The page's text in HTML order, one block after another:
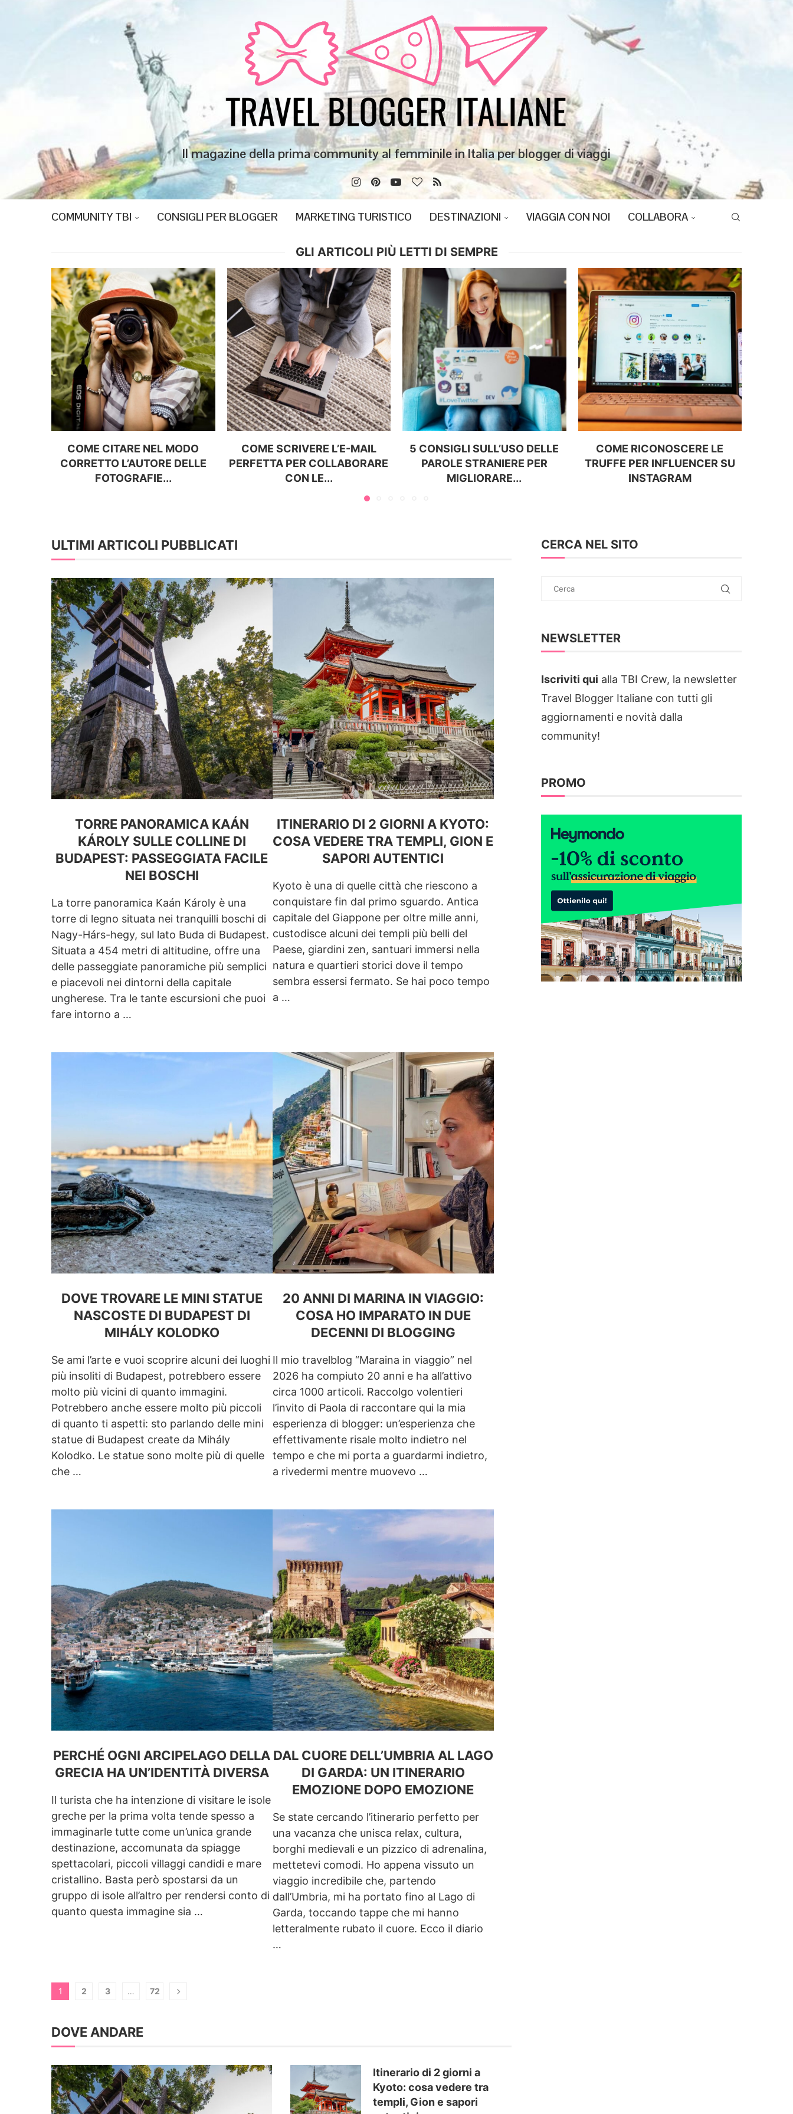
Il magazine della prima community al femminile in Italia per blogger di viaggi
COMMUNITY TBI CONSIGLI PER BLOGGER MARKETING TURISTICO DESTINAZIONI VIAGGIA CON NOI COLLABORA
GLI ARTICOLI PIÙ LETTI DI SEMPRE
COME CITARE NEL MODO
CORRETTO L’AUTORE DELLE
FOTOGRAFIE...
COME SCRIVERE L’E-MAIL
PERFETTA PER COLLABORARE
CON LE...
5 CONSIGLI SULL’USO DELLE
PAROLE STRANIERE PER
MIGLIORARE...
COME RICONOSCERE LE
TRUFFE PER INFLUENCER SU
INSTAGRAM
ULTIMI ARTICOLI PUBBLICATI
TORRE PANORAMICA KAÁN
KÁROLY SULLE COLLINE DI
BUDAPEST: PASSEGGIATA FACILE
NEI BOSCHI
La torre panoramica Kaán Károly è una
torre di legno situata nei tranquilli boschi di
Nagy-Hárs-hegy, sul lato Buda di Budapest.
Situata a 454 metri di altitudine, offre una
delle passeggiate panoramiche più semplici
e piacevoli nei dintorni della capitale
ungherese. Tra le tante escursioni che puoi
fare intorno a …
ITINERARIO DI 2 GIORNI A KYOTO:
COSA VEDERE TRA TEMPLI, GION E
SAPORI AUTENTICI
Kyoto è una di quelle città che riescono a
conquistare fin dal primo sguardo. Antica
capitale del Giappone per oltre mille anni,
custodisce alcuni dei templi più belli del
Paese, giardini zen, santuari immersi nella
natura e quartieri storici dove il tempo
sembra essersi fermato. Se hai poco tempo
a …
DOVE TROVARE LE MINI STATUE
NASCOSTE DI BUDAPEST DI
MIHÁLY KOLODKO
Se ami l’arte e vuoi scoprire alcuni dei luoghi
più insoliti di Budapest, potrebbero essere
molto più vicini di quanto immagini.
Potrebbero anche essere molto più piccoli
di quanto ti aspetti: sto parlando delle mini
statue di Budapest create da Mihály
Kolodko. Le statue sono molte più di quelle
che …
20 ANNI DI MARINA IN VIAGGIO:
COSA HO IMPARATO IN DUE
DECENNI DI BLOGGING
Il mio travelblog “Maraina in viaggio” nel
2026 ha compiuto 20 anni e ha all’attivo
circa 1000 articoli. Raccolgo volentieri
l’invito di Paola di raccontare qui la mia
esperienza di blogger: un’esperienza che
effettivamente risale molto indietro nel
tempo e che mi porta a guardarmi indietro,
a rivedermi mentre muovevo …
PERCHÉ OGNI ARCIPELAGO DELLA
GRECIA HA UN’IDENTITÀ DIVERSA
Il turista che ha intenzione di visitare le isole
greche per la prima volta tende spesso a
immaginarle tutte come un’unica grande
destinazione, accomunata da spiagge
spettacolari, piccoli villaggi candidi e mare
cristallino. Basta però spostarsi da un
gruppo di isole all’altro per rendersi conto di
quanto questa immagine sia …
DAL CUORE DELL’UMBRIA AL LAGO
DI GARDA: UN ITINERARIO
EMOZIONE DOPO EMOZIONE
Se state cercando l’itinerario perfetto per
una vacanza che unisca relax, cultura,
borghi medievali e un pizzico di adrenalina,
mettetevi comodi. Ho appena vissuto un
viaggio incredibile che, partendo
dall’Umbria, mi ha portato fino al Lago di
Garda, toccando tappe che mi hanno
letteralmente rubato il cuore. Ecco il diario
…
1 2 3 … 72
DOVE ANDARE
Itinerario di 2 giorni a
Kyoto: cosa vedere tra
templi, Gion e sapori
CERCA NEL SITO
NEWSLETTER
Iscriviti qui alla TBI Crew, la newsletter
Travel Blogger Italiane con tutti gli
aggiornamenti e novità dalla
community!
PROMO